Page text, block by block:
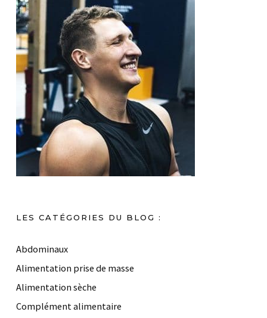
LES CATÉGORIES DU BLOG :
Abdominaux
Alimentation prise de masse
Alimentation sèche
Complément alimentaire